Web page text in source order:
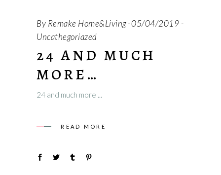
By Remake Home&Living 05/04/2019
Uncathegoriazed
24 AND MUCH
MORE…
24 and much more
READ MORE